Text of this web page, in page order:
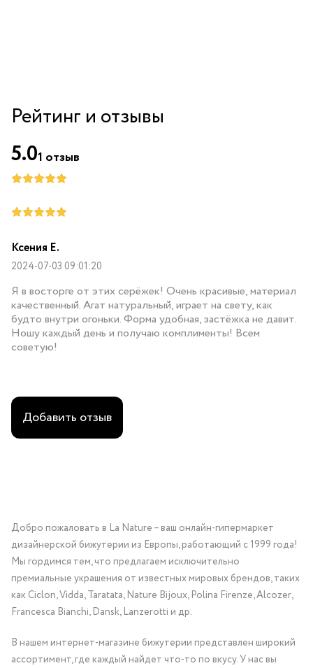
Рейтинг и отзывы
Ксения Е.
2024-07-03 09:01:20
Я в восторге от этих серёжек! Очень красивые, материал
качественный. Агат натуральный, играет на свету, как
будто внутри огоньки. Форма удобная, застёжка не давит.
Ношу каждый день и получаю комплименты! Всем
советую!
5.01 отзыв
Добавить отзыв
Добро пожаловать в La Nature – ваш онлайн-гипермаркет
дизайнерской бижутерии из Европы, работающий с 1999 года!
Мы гордимся тем, что предлагаем исключительно
премиальные украшения от известных мировых брендов, таких
как Ciclon, Vidda, Taratata, Nature Bijoux, Polina Firenze, Alcozer,
Francesca Bianchi, Dansk, Lanzerotti и др.
В нашем интернет-магазине бижутерии представлен широкий
ассортимент, где каждый найдет что-то по вкусу. У нас вы